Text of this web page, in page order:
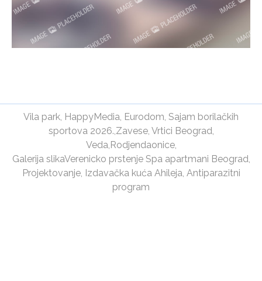
Vila park HappyMedia Eurodom Sajam borilačkih
sportova 2026. Zavese, Vrtici Beograd
Veda Rodjendaonice,
Galerija slikaVerenicko prstenje Spa apartmani Beograd
Projektovanje, Izdavačka kuća Ahileja Antiparazitni
program